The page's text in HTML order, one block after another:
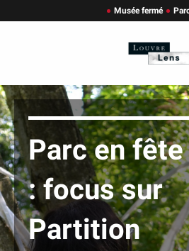
Musée fermé
Parc en
: focus sur
Partition